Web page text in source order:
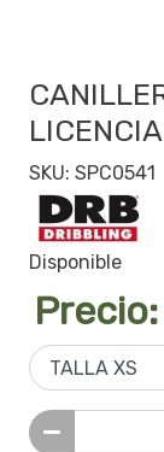
SKU: SPC0541
Disponible
Precio: